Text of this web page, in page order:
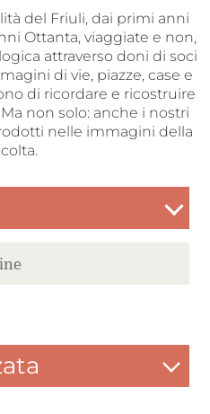
del Friuli, dai primi anni
Ottanta, viaggiate e non,
attraverso doni di soci
di vie, piazze, case e
di ricordare e ricostruire
non solo: anche i nostri
nelle immagini della